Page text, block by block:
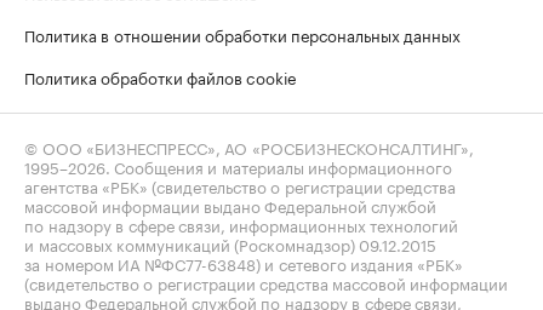
Политика в отношении обработки персональных данных
Политика обработки файлов cookie
© ООО «БИЗНЕСПРЕСС», АО «РОСБИЗНЕСКОНСАЛТИНГ»,
1995–2026. Сообщения и материалы информационного
агентства «РБК» (свидетельство о регистрации средства
массовой информации выдано Федеральной службой
по надзору в сфере связи, информационных технологий
и массовых коммуникаций (Роскомнадзор) 09.12.2015
за номером ИА №ФС77-63848) и сетевого издания «РБК»
(свидетельство о регистрации средства массовой информации
выдано Федеральной службой по надзору в сфере связи,